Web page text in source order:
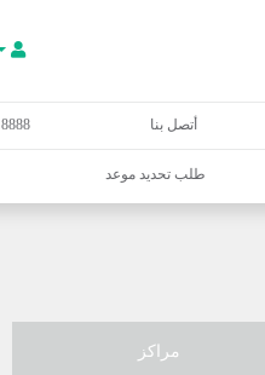
أتصل بنا 8888 2066 66+
طلب تحديد موعد
مراكز